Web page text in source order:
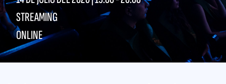
STREAMING
ONLINE